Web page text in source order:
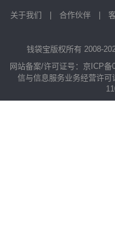
关于我们 合作伙伴|
钱袋宝版权所有 2008-
网站备案/许可证号： 京ICP备
信与信息服务业务经营许可